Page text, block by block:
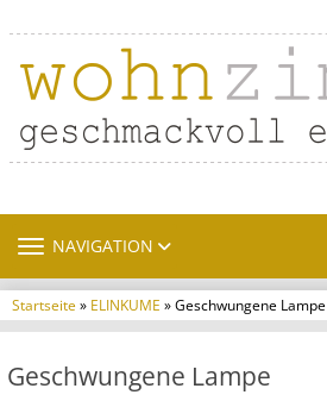
TOGGLE NAVIGATION
NAVIGATION
Startseite» ELINKUME » Geschwungene Lampe
Geschwungene Lampe